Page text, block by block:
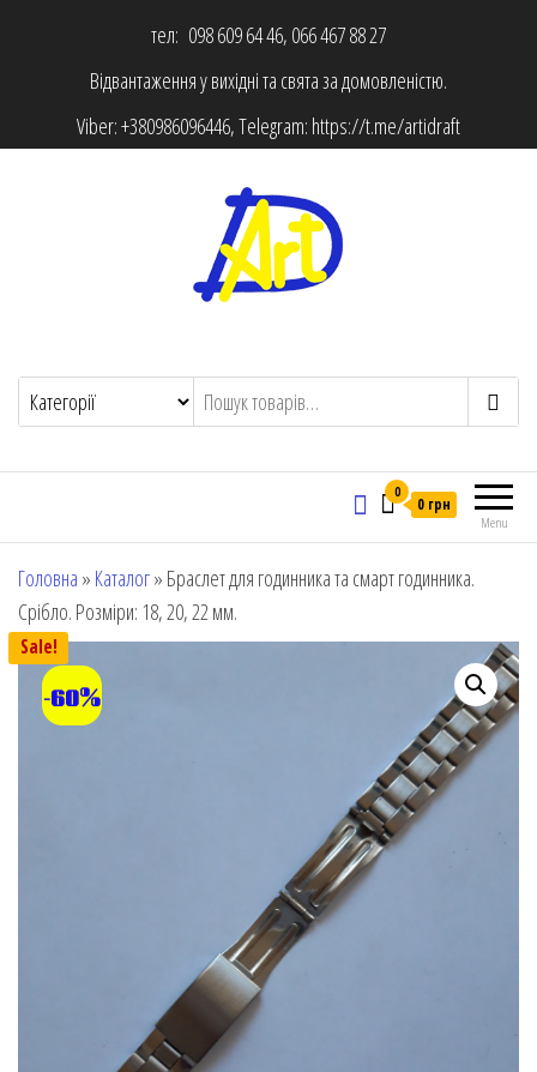
тел: 098 609 64 46, 066 467 88 27
Відвантаження у вихідні та свята за домовленістю.
Viber:+380986096446, Telegram: https://t.me/artidraft
Menu
0
0 грн
Головна » Каталог» Браслет для годинника та смарт годинника.
Срібло. Розміри: 18, 20, 22 мм.
Sale!
-60%